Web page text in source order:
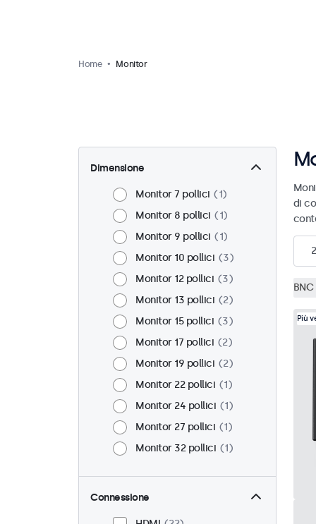
Home Monitor
Dimensione
Monitor 7 pollici
1
Monitor 8 pollici
1
Monitor 9 pollici
1
Monitor 10 pollici
3
Monitor 12 pollici
3
Monitor 13 pollici
2
Monitor 15 pollici
3
Monitor 17 pollici
2
Monitor 19 pollici
2
Monitor 22 pollici
1
Monitor 24 pollici
1
Monitor 27 pollici
1
Monitor 32 pollici
1
Connessione
di
Più